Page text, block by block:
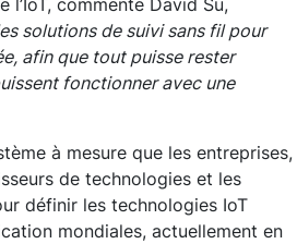
solutions de suivi sans fil pour
afin que tout puisse rester
fonctionner avec une
à mesure que les entreprises,
de technologies et les
définir les technologies IoT
mondiales, actuellement en